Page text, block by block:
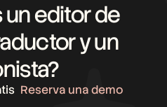
editor de
y un
Reserva una demo